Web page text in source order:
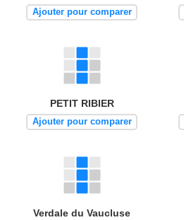
Ajouter pour comparer
PETIT RIBIER
Ajouter pour comparer
Verdale du Vaucluse